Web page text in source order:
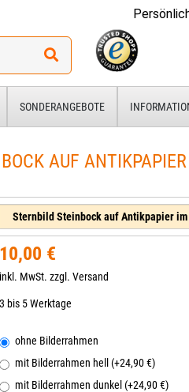
SONDERANGEBOTE
AUF
10,00 €
inkl. MwSt. zzgl.Versand
3 bis 5 Werktage
ohne Bilderrahmen
mit Bilderrahmen hell (+24,90 €)
mit Bilderrahmen dunkel (+24,90 €)